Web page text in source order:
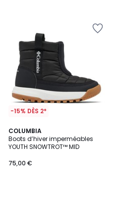
-15% DÈS 2*
COLUMBIA
Boots d’hiver imperméables
YOUTH SNOWTROT™ MID
75,00 €